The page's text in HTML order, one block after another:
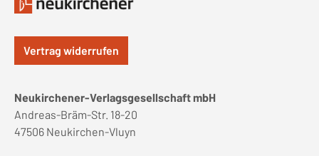
Vertrag widerrufen
Neukirchener-Verlagsgesellschaft mbH
Andreas-Bräm-Str. 18-20
47506 Neukirchen-Vluyn